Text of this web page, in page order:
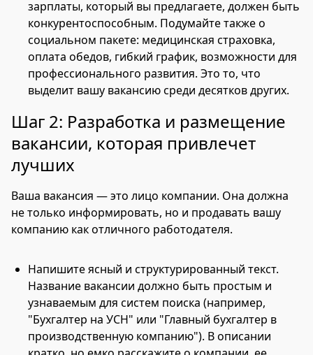
зарплаты, который вы предлагаете, должен быть
конкурентоспособным. Подумайте также о
социальном пакете: медицинская страховка,
оплата обедов, гибкий график, возможности для
профессионального развития. Это то, что
выделит вашу вакансию среди десятков других.
Шаг 2: Разработка и размещение
вакансии, которая привлечет
лучших
Ваша вакансия — это лицо компании. Она должна
не только информировать, но и продавать вашу
компанию как отличного работодателя.
Напишите ясный и структурированный текст.
Название вакансии должно быть простым и
узнаваемым для систем поиска (например,
"Бухгалтер на УСН" или "Главный бухгалтер в
производственную компанию"). В описании